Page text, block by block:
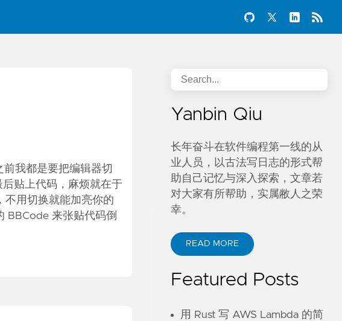
我都是要把编辑器切
后贴上代码，麻烦就在于
不用切换就能加亮你的
BBCode 来张贴代码倒
Yanbin Qiu
长年奋斗在软件编程第一线的从
业人员，以古法写日志的形式帮
助自己记忆与深入探索，文章若
对大家有所帮助，实属敝人之荣
幸。
READ MORE
Featured Posts
用 Rust 写 AWS Lambda 的简